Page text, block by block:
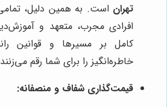
تهران است. به همین دلیل،
افرادی مجرب، متعهد و
کامل بر مسیرها و قوانین
خاطره‌انگیز را برای شما رقم
قیمت‌گذاری شفاف و منصفانه: